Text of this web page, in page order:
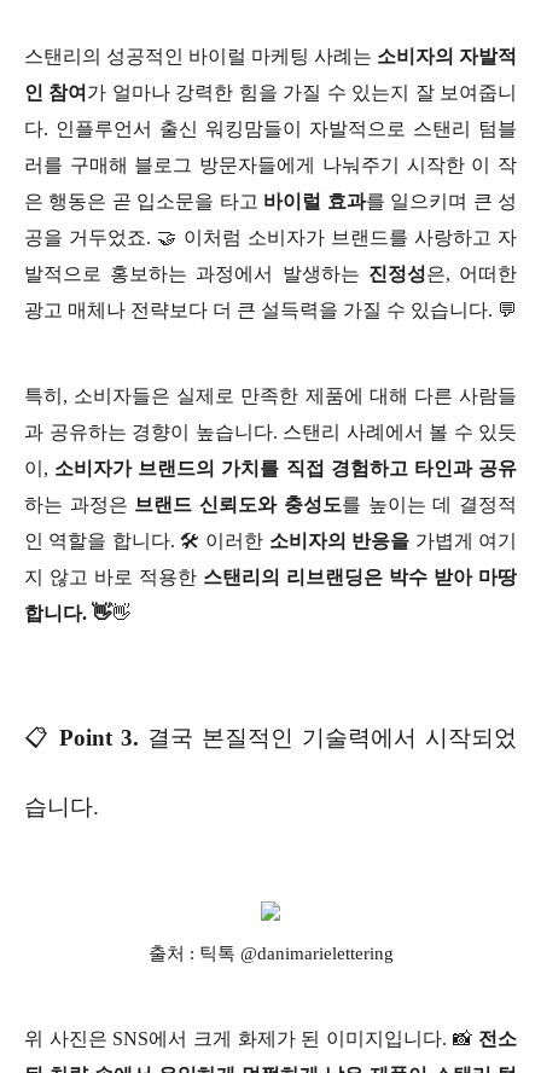
스탠리의 성공적인 바이럴 마케팅 사례는 소비자의 자발적
인 참여 가 얼마나 강력한 힘을 가질 수 있는지 잘 보여줍니
다. 인플루언서 출신 워킹맘들이 자발적으로 스탠리 텀블
러를 구매해 블로그 방문자들에게 나눠주기 시작한 이 작
은 행동은 곧 입소문을 타고 바이럴 효과를 일으키며 큰 성
공을 거두었죠. 🤝 이처럼 소비자가 브랜드를 사랑하고 자
발적으로 홍보하는 과정에서 발생하는 진정성은, 어떠한
광고 매체나 전략보다 더 큰 설득력을 가질 수 있습니다. 💬
특히, 소비자들은 실제로 만족한 제품에 대해 다른 사람들
과 공유하는 경향이 높습니다. 스탠리 사례에서 볼 수 있듯
이, 소비자가 브랜드의 가치를 직접 경험하고 타인과 공유
하는 과정은 브랜드 신뢰도와 충성도를 높이는 데 결정적
인 역할을 합니다. 🛠 이러한 소비자의 반응을 가볍게 여기
지 않고 바로 적용한 스탠리의 리브랜딩은 박수 받아 마땅
합니다. 👋👋
📋 Point 3. 결국 본질적인 기술력에서 시작되었
습니다.
출처 : 틱톡 @danimarielettering
위 사진은 SNS에서 크게 화제가 된 이미지입니다. 📸 전소